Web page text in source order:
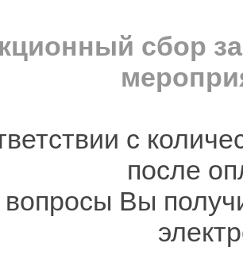
сбор
с
после
вопросы Вы